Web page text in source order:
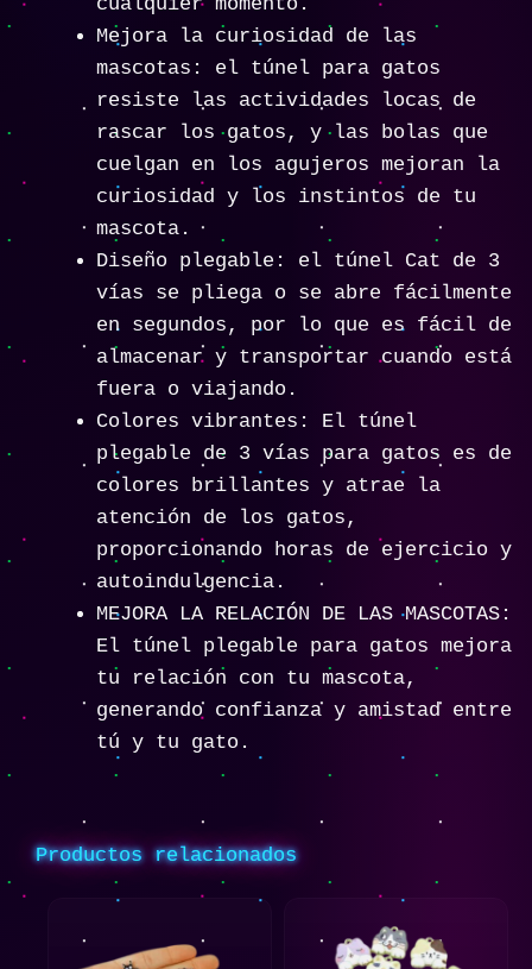
Mejora la curiosidad de las
mascotas: el túnel para gatos
resiste las actividades locas de
rascar los gatos, y las bolas que
cuelgan en los agujeros mejoran la
curiosidad y los instintos de tu
mascota.
Diseño plegable: el túnel Cat de 3
vías se pliega o se abre fácilmente
en segundos, por lo que es fácil de
almacenar y transportar cuando está
fuera o viajando.
Colores vibrantes: El túnel
plegable de 3 vías para gatos es de
colores brillantes y atrae la
atención de los gatos,
proporcionando horas de ejercicio y
autoindulgencia.
MEJORA LA RELACIÓN DE LAS MASCOTAS:
El túnel plegable para gatos mejora
tu relación con tu mascota,
generando confianza y amistad entre
tú y tu gato.
Productos relacionados